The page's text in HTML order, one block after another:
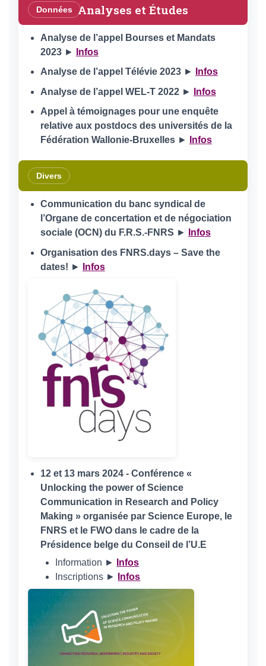
Données Analyses et Études
Analyse de l’appel Bourses et Mandats
2023►
Infos
Analyse de l’appel Télévie 2023►
Infos
Analyse de l’appel WEL-T 2022►
Infos
Appel à témoignages pour une enquête
relative aux postdocs des universités de la
Fédération Wallonie-Bruxelles► Infos
Divers
Communication du banc syndical de
l’Organe de concertation et de négociation
sociale (OCN) du F.R.S.-FNRS ►
Infos
Organisation des FNRS.days – Save the
dates! ► Infos
12 et 13 mars 2024 - Conférence «
Unlocking the power of Science
Communication in Research and Policy
Making » organisée par Science Europe, le
FNRS et le FWO dans le cadre de la
Présidence belge du Conseil de l’U.E
Information ►
Infos
Inscriptions ►
Infos